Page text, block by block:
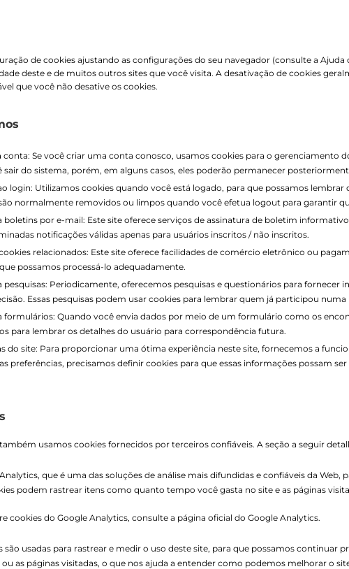
de cookies ajustando as configurações do seu navegador (consulte a
deste e de muitos outros sites que você visita. A desativação de cookies
que você não desative os cookies.
conta: Se você criar uma conta conosco, usamos cookies para o gerenciamento
do sistema, porém, em alguns casos, eles poderão permanecer
login: Utilizamos cookies quando você está logado, para que possamos
normalmente removidos ou limpos quando você efetua logout para garantir
boletins por e-mail: Este site oferece serviços de assinatura de boletim
notificações válidas apenas para usuários inscritos / não inscritos.
relacionados: Este site oferece facilidades de comércio eletrônico ou
possamos processá-lo adequadamente.
pesquisas: Periodicamente, oferecemos pesquisas e questionários para
Essas pesquisas podem usar cookies para lembrar quem já participou
formulários: Quando você envia dados por meio de um formulário como os
para lembrar os detalhes do usuário para correspondência futura.
do site: Para proporcionar uma ótima experiência neste site, fornecemos a
preferências, precisamos definir cookies para que essas informações possam
usamos cookies fornecidos por terceiros confiáveis. A seção a seguir
que é uma das soluções de análise mais difundidas e confiáveis ​​da
podem rastrear itens como quanto tempo você gasta no site e as páginas
cookies do Google Analytics, consulte a página oficial do Google Analytics.
são usadas para rastrear e medir o uso deste site, para que possamos
as páginas visitadas, o que nos ajuda a entender como podemos melhorar o